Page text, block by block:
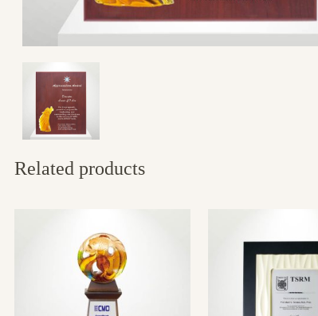
Related products